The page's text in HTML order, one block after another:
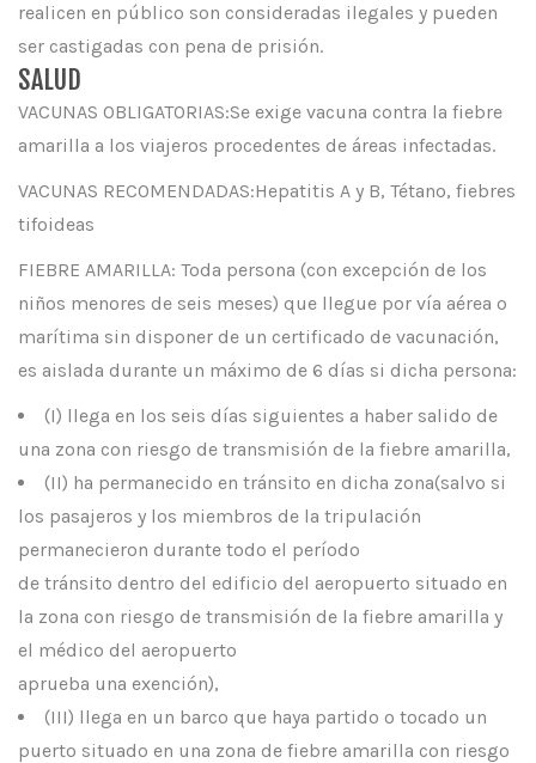
realicen en público son consideradas ilegales y pueden
ser castigadas con pena de prisión.
SALUD
VACUNAS OBLIGATORIAS:Se exige vacuna contra la fiebre
amarilla a los viajeros procedentes de áreas infectadas.
VACUNAS RECOMENDADAS:Hepatitis A y B, Tétano, fiebres
tifoideas
FIEBRE AMARILLA: Toda persona (con excepción de los
niños menores de seis meses) que llegue por vía aérea o
marítima sin disponer de un certificado de vacunación,
es aislada durante un máximo de 6 días si dicha persona:
(I) llega en los seis días siguientes a haber salido de
una zona con riesgo de transmisión de la fiebre amarilla,
(II) ha permanecido en tránsito en dicha zona(salvo si
los pasajeros y los miembros de la tripulación
permanecieron durante todo el período
de tránsito dentro del edificio del aeropuerto situado en
la zona con riesgo de transmisión de la fiebre amarilla y
el médico del aeropuerto
aprueba una exención),
(III) llega en un barco que haya partido o tocado un
puerto situado en una zona de fiebre amarilla con riesgo